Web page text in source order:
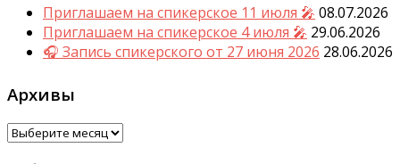
Приглашаем на спикерское 11 июля 🎤 08.07.2026
Приглашаем на спикерское 4 июля 🎤 29.06.2026
🎧 Запись спикерского от 27 июня 2026 28.06.2026
Архивы
Архивы